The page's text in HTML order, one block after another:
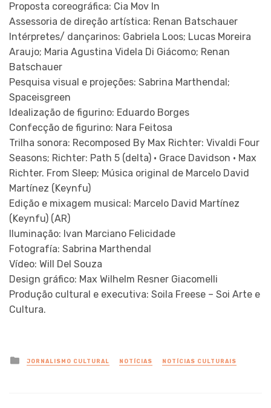
Proposta coreográfica: Cia Mov In
Assessoria de direção artística: Renan Batschauer
Intérpretes/ dançarinos: Gabriela Loos; Lucas Moreira
Araujo; Maria Agustina Videla Di Giácomo; Renan
Batschauer
Pesquisa visual e projeções: Sabrina Marthendal;
Spaceisgreen
Idealização de figurino: Eduardo Borges
Confecção de figurino: Nara Feitosa
Trilha sonora: Recomposed By Max Richter: Vivaldi Four
Seasons; Richter: Path 5 (delta) · Grace Davidson · Max
Richter. From Sleep; Música original de Marcelo David
Martínez (Keynfu)
Edição e mixagem musical: Marcelo David Martínez
(Keynfu) (AR)
Iluminação: Ivan Marciano Felicidade
Fotografía: Sabrina Marthendal
Vídeo: Will Del Souza
Design gráfico: Max Wilhelm Resner Giacomelli
Produção cultural e executiva: Soila Freese – Soi Arte e
Cultura.
Posted
in
JORNALISMO CULTURAL NOTÍCIAS NOTÍCIAS CULTURAIS